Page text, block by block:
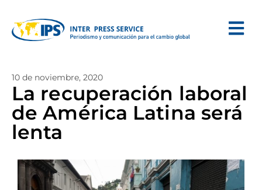
10 de noviembre, 2020
La recuperación laboral
de América Latina será
lenta